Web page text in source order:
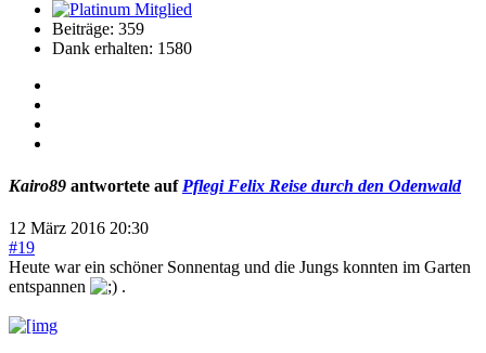
Beiträge: 359
Dank erhalten: 1580
Kairo89 antwortete auf Pflegi Felix Reise durch den Odenwald
12 März 2016 20:30
#19
Heute war ein schöner Sonnentag und die Jungs konnten im Garten
entspannen
.